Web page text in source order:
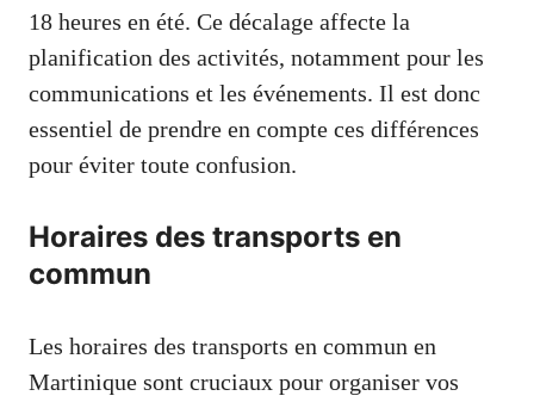
18 heures en été. Ce décalage affecte la
planification des activités, notamment pour les
communications et les événements. Il est donc
essentiel de prendre en compte ces différences
pour éviter toute confusion.
Horaires des transports en
commun
Les horaires des transports en commun en
Martinique sont cruciaux pour organiser vos